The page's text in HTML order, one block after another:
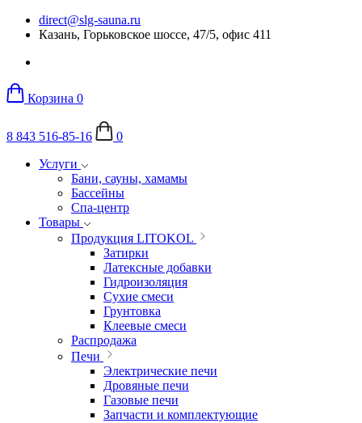
direct@slg-sauna.ru
Казань, Горьковское шоссе, 47/5, офис 411
Корзина 0
8 843 516-85-16
0
Услуги
Бани, сауны, хамамы
Бассейны
Спа-центр
Товары
Продукция LITOKOL
Затирки
Латексные добавки
Гидроизоляция
Сухие смеси
Грунтовка
Клеевые смеси
Распродажа
Печи
Электрические печи
Дровяные печи
Газовые печи
Запчасти и комплектующие